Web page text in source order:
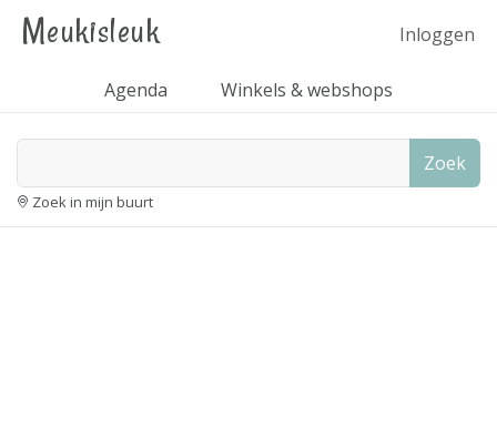
Meukisleuk Inloggen
Agenda Winkels & webshops
Zoek
Zoek in mijn buurt